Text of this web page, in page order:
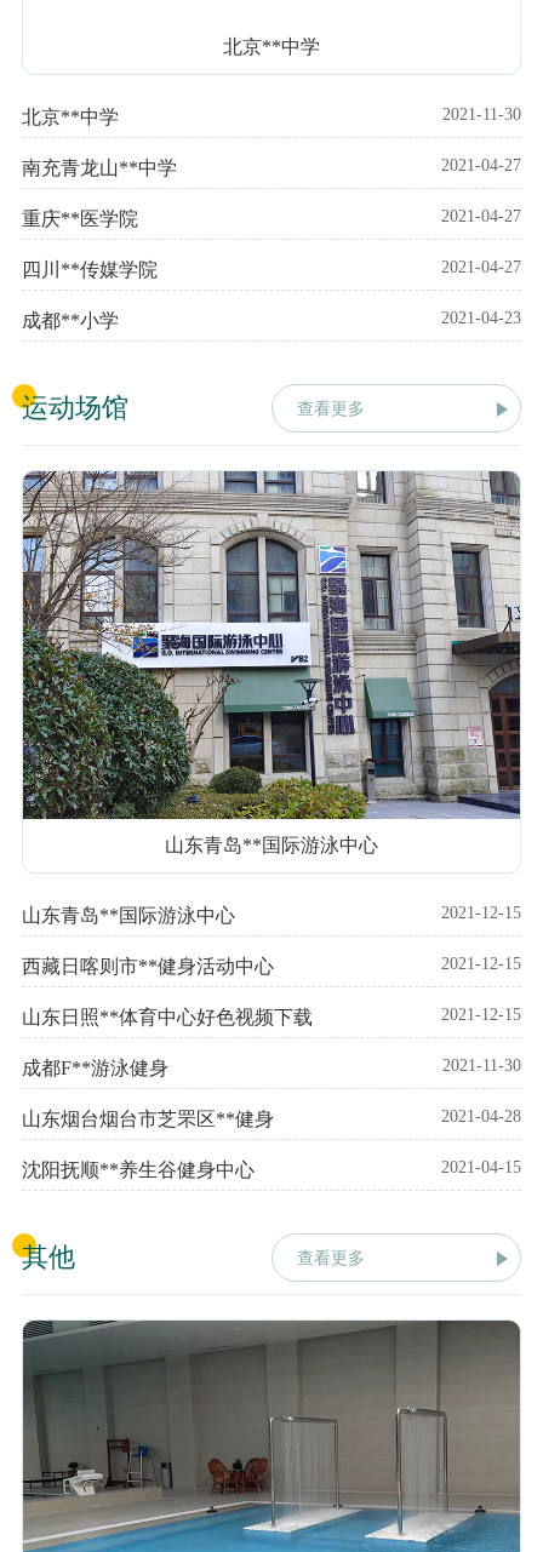
北京**中学
北京**中学 2021-11-30
南充青龙山**中学 2021-04-27
重庆**医学院 2021-04-27
四川**传媒学院 2021-04-27
成都**小学 2021-04-23
运动场馆 查看更多
山东青岛**国际游泳中心
山东青岛**国际游泳中心 2021-12-15
西藏日喀则市**健身活动中心 2021-12-15
山东日照**体育中心好色视频下载 2021-12-15
成都F**游泳健身 2021-11-30
山东烟台烟台市芝罘区**健身 2021-04-28
沈阳抚顺**养生谷健身中心 2021-04-15
其他 查看更多